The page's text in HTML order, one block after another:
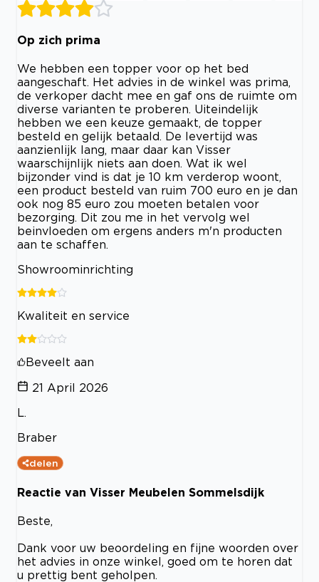
Op zich prima
We hebben een topper voor op het bed
aangeschaft. Het advies in de winkel was prima,
de verkoper dacht mee en gaf ons de ruimte om
diverse varianten te proberen. Uiteindelijk
hebben we een keuze gemaakt, de topper
besteld en gelijk betaald. De levertijd was
aanzienlijk lang, maar daar kan Visser
waarschijnlijk niets aan doen. Wat ik wel
bijzonder vind is dat je 10 km verderop woont,
een product besteld van ruim 700 euro en je dan
ook nog 85 euro zou moeten betalen voor
bezorging. Dit zou me in het vervolg wel
beinvloeden om ergens anders m'n producten
aan te schaffen.
Showroominrichting
Kwaliteit en service
Beveelt aan
21 April 2026
L.
Braber
delen
Reactie van Visser Meubelen Sommelsdijk
Beste,
Dank voor uw beoordeling en fijne woorden over
het advies in onze winkel, goed om te horen dat
u prettig bent geholpen.